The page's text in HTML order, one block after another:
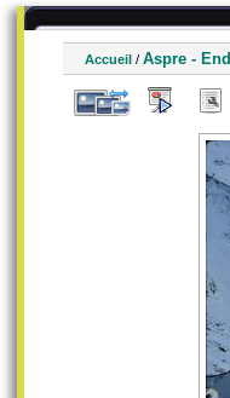
Accueil / Aspre -